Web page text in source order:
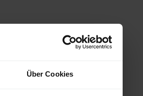
Über Cookies